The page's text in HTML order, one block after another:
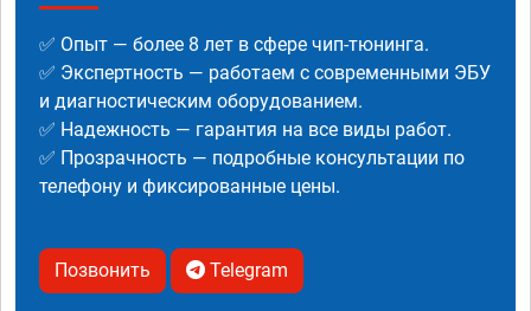
✅ Опыт — более 8 лет в сфере чип-тюнинга.
✅ Экспертность — работаем с современными ЭБУ
и диагностическим оборудованием.
✅ Надежность — гарантия на все виды работ.
✅ Прозрачность — подробные консультации по
телефону и фиксированные цены.
Позвонить Telegram